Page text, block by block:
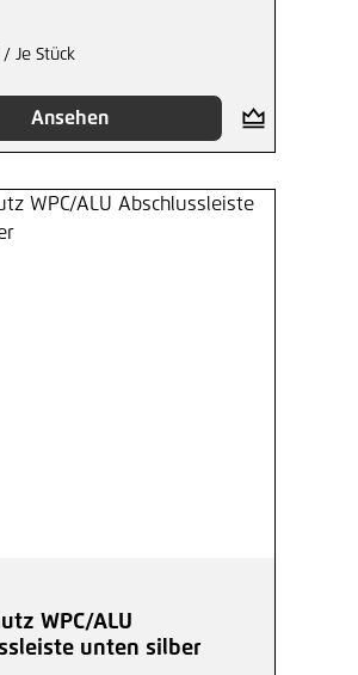
/ Je Stück
Ansehen
WPC/ALU
unten silber